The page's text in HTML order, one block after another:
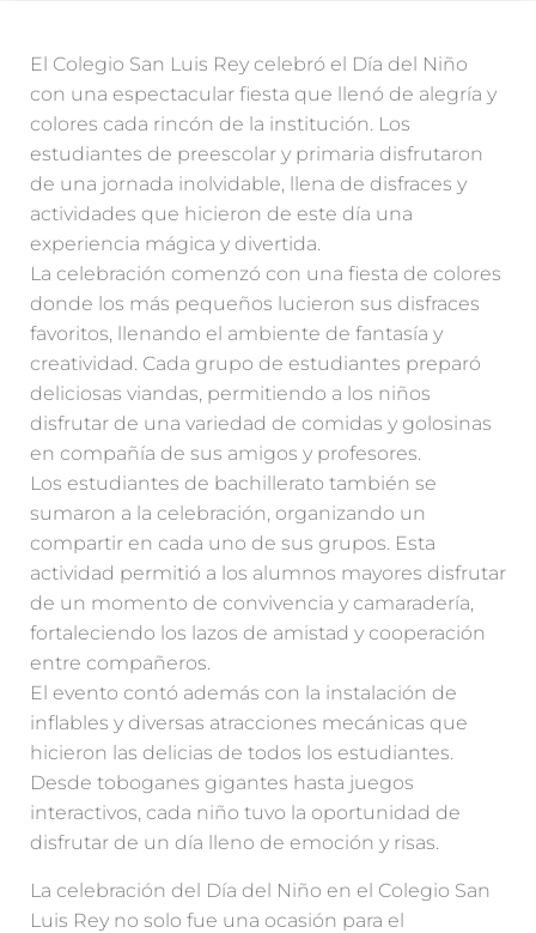
El Colegio San Luis Rey celebró el Día del Niño
con una espectacular fiesta que llenó de alegría y
colores cada rincón de la institución. Los
estudiantes de preescolar y primaria disfrutaron
de una jornada inolvidable, llena de disfraces y
actividades que hicieron de este día una
experiencia mágica y divertida.
La celebración comenzó con una fiesta de colores
donde los más pequeños lucieron sus disfraces
favoritos, llenando el ambiente de fantasía y
creatividad. Cada grupo de estudiantes preparó
deliciosas viandas, permitiendo a los niños
disfrutar de una variedad de comidas y golosinas
en compañía de sus amigos y profesores.
Los estudiantes de bachillerato también se
sumaron a la celebración, organizando un
compartir en cada uno de sus grupos. Esta
actividad permitió a los alumnos mayores disfrutar
de un momento de convivencia y camaradería,
fortaleciendo los lazos de amistad y cooperación
entre compañeros.
El evento contó además con la instalación de
inflables y diversas atracciones mecánicas que
hicieron las delicias de todos los estudiantes.
Desde toboganes gigantes hasta juegos
interactivos, cada niño tuvo la oportunidad de
disfrutar de un día lleno de emoción y risas.
La celebración del Día del Niño en el Colegio San
Luis Rey no solo fue una ocasión para el